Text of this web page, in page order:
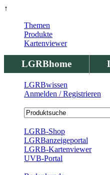
↑
LGRBhome
Themen
Produkte
Kartenviewer
LGRBwissen
Anmelden / Registrieren
LGRB-Shop
LGRBanzeigeportal
LGRB-Kartenviewer
UVB-Portal